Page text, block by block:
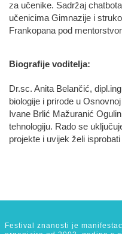
za učenike. Sadržaj
učenicima Gimnazije i
Frankopana pod
Biografije voditelja:
Dr.sc. Anita Belančić,
biologije i prirode u
Ivane Brlić Mažuranić
tehnologiju. Rado se
projekte i uvijek želi
Festival znanosti je